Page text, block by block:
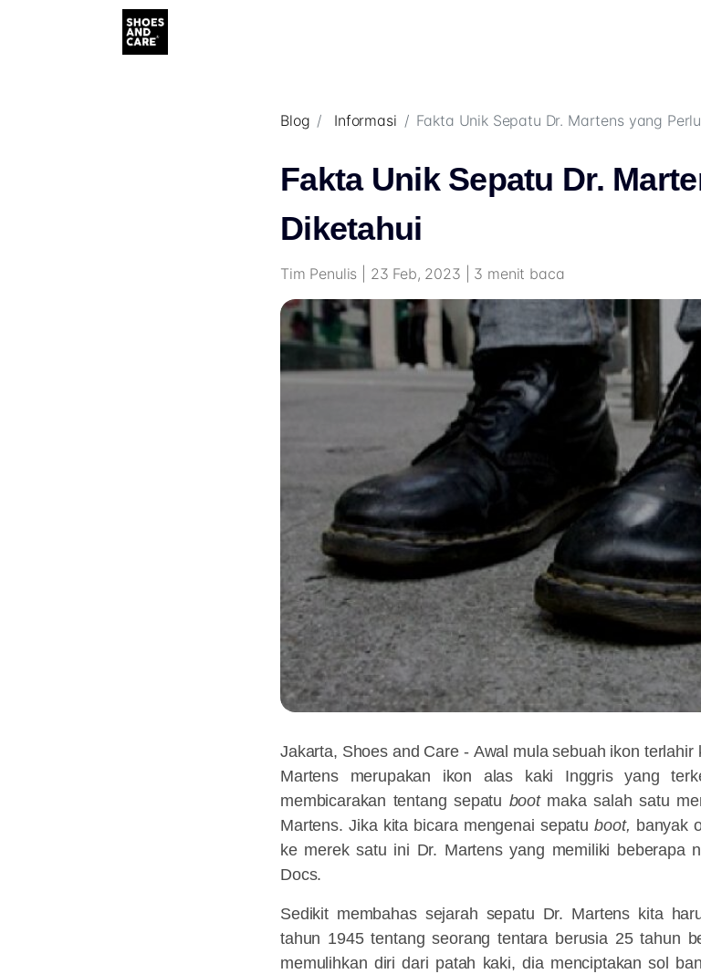
Blog Informasi Fakta Unik Sepatu Dr. Martens yang
Fakta Unik Sepatu Dr.
Diketahui
Tim Penulis | 23 Feb, 2023 | 3 menit baca
Jakarta, Shoes and Care - Awal mula sebuah ikon terlahir
Martens merupakan ikon alas kaki Inggris yang
membicarakan tentang sepatu bootmaka salah satu
Martens. Jika kita bicara mengenai sepatuboot, banyak
ke merek satu ini Dr. Martens yang memiliki beberapa
Docs.
Sedikit membahas sejarah sepatu Dr. Martens kita
tahun 1945 tentang seorang tentara berusia 25 tahun
memulihkan diri dari patah kaki, dia menciptakan sol